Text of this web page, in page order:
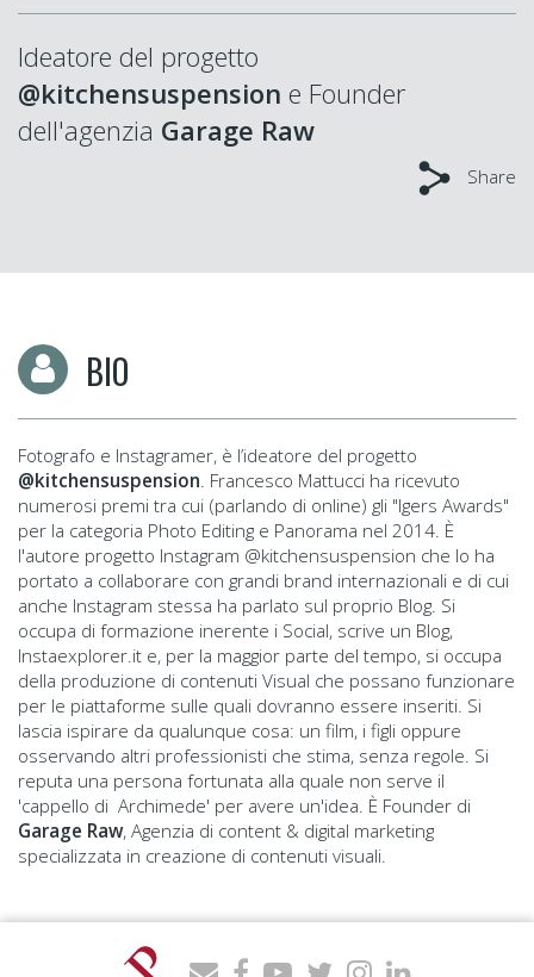
Ideatore del progetto
@kitchensuspension e Founder
dell'agenzia Garage Raw
Share
BIO
Fotografo e Instagramer, è l’ideatore del progetto
@kitchensuspension. Francesco Mattucci ha ricevuto
numerosi premi tra cui (parlando di online) gli "Igers Awards"
per la categoria Photo Editing e Panorama nel 2014. È
l'autore progetto Instagram @kitchensuspension che lo ha
portato a collaborare con grandi brand internazionali e di cui
anche Instagram stessa ha parlato sul proprio Blog. Si
occupa di formazione inerente i Social, scrive un Blog,
Instaexplorer.it e, per la maggior parte del tempo, si occupa
della produzione di contenuti Visual che possano funzionare
per le piattaforme sulle quali dovranno essere inseriti. Si
lascia ispirare da qualunque cosa: un film, i figli oppure
osservando altri professionisti che stima, senza regole. Si
reputa una persona fortunata alla quale non serve il
'cappello di Archimede' per avere un'idea. È Founder di
Garage Raw, Agenzia di content & digital marketing
specializzata in creazione di contenuti visuali.